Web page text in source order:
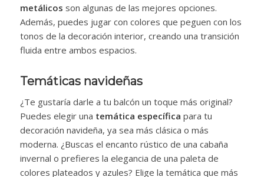
metálicos son algunas de las mejores opciones.
Además, puedes jugar con colores que peguen con los
tonos de la decoración interior, creando una transición
fluida entre ambos espacios.
Temáticas navideñas
¿Te gustaría darle a tu balcón un toque más original?
Puedes elegir una temática específica para tu
decoración navideña, ya sea más clásica o más
moderna. ¿Buscas el encanto rústico de una cabaña
invernal o prefieres la elegancia de una paleta de
colores plateados y azules? Elige la temática que más